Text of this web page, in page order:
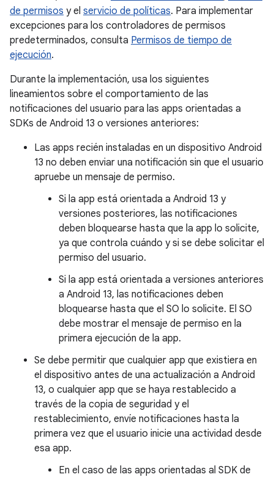
de permisos y el servicio de políticas. Para implementar
excepciones para los controladores de permisos
predeterminados, consulta Permisos de tiempo de
ejecución.
Durante la implementación, usa los siguientes
lineamientos sobre el comportamiento de las
notificaciones del usuario para las apps orientadas a
SDKs de Android 13 o versiones anteriores:
Las apps recién instaladas en un dispositivo Android
13 no deben enviar una notificación sin que el usuario
apruebe un mensaje de permiso.
Si la app está orientada a Android 13 y
versiones posteriores, las notificaciones
deben bloquearse hasta que la app lo solicite,
ya que controla cuándo y si se debe solicitar el
permiso del usuario.
Si la app está orientada a versiones anteriores
a Android 13, las notificaciones deben
bloquearse hasta que el SO lo solicite. El SO
debe mostrar el mensaje de permiso en la
primera ejecución de la app.
Se debe permitir que cualquier app que existiera en
el dispositivo antes de una actualización a Android
13, o cualquier app que se haya restablecido a
través de la copia de seguridad y el
restablecimiento, envíe notificaciones hasta la
primera vez que el usuario inicie una actividad desde
esa app.
En el caso de las apps orientadas al SDK de